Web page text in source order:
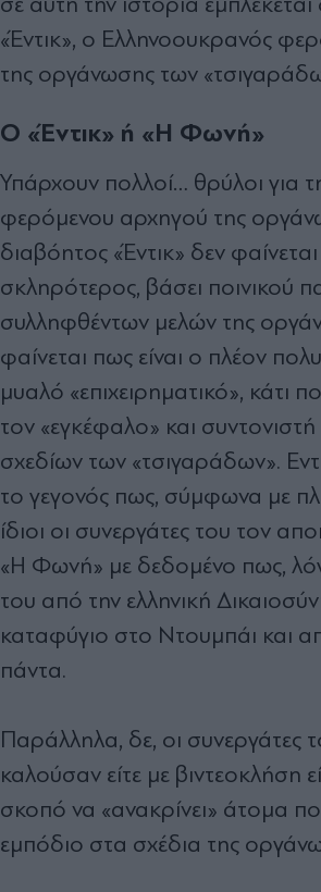
«Έντικ», ο Ελληνοουκρανός
της οργάνωσης των
Ο «Έντικ» ή «Η Φωνή»
Υπάρχουν πολλοί… θρύλοι για
φερόμενου αρχηγού της
διαβόητος «Έντικ» δεν φαίνεται
σκληρότερος, βάσει ποινικού
συλληφθέντων μελών της
φαίνεται πως είναι ο πλέον
μυαλό «επιχειρηματικό», κάτι
τον «εγκέφαλο» και
σχεδίων των «τσιγαράδων».
το γεγονός πως, σύμφωνα με
ίδιοι οι συνεργάτες του τον
«Η Φωνή» με δεδομένο πως,
του από την ελληνική
καταφύγιο στο Ντουμπάι και
πάντα.
Παράλληλα, δε, οι συνεργάτες
καλούσαν είτε με βιντεοκλήση
σκοπό να «ανακρίνει» άτομα
εμπόδιο στα σχέδια της